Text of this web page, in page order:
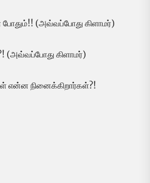
(அவ்வப்போது கிளாமர்)
(அவ்வப்போது கிளாமர்)
என்ன நினைக்கிறார்கள்?!